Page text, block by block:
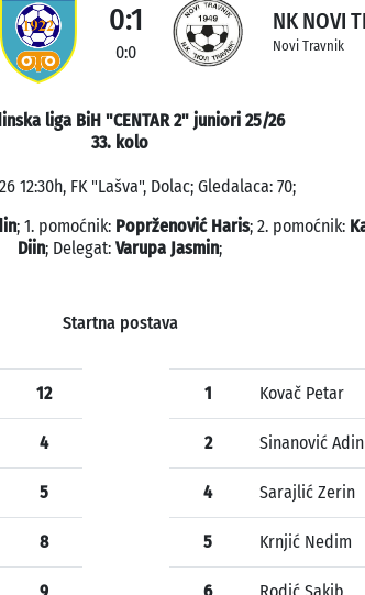
0:1
0:0
NK NOVI
Novi Travnik
liga BiH "CENTAR 2" juniori 25/26
33. kolo
12:30h, FK "Lašva", Dolac; Gledalaca: 70;
; 1. pomoćnik: Poprženović Haris; 2. pomoćnik:
Diin; Delegat: Varupa Jasmin;
Startna postava
12
4
5
8
1 Kovač Petar
2 Sinanović Adin
4 Sarajlić Zerin
5 Krnjić Nedim